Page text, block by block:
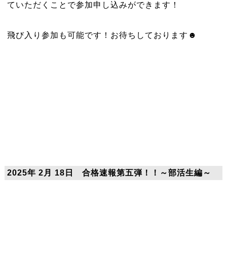
ていただくことで参加申し込みができます！
飛び入り参加も可能です！お待ちしております☻
2025年 2月 18日 合格速報第五弾！！～部活生編～